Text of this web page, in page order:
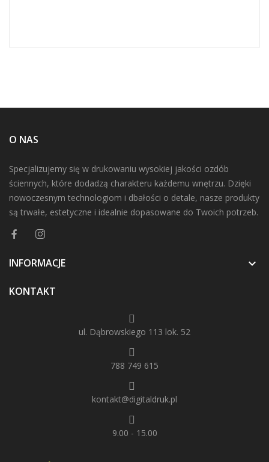
O NAS
Specjalizujemy się w drukowaniu wysokiej jakości ozdób
ściennych, które dodadzą charakteru każdemu wnętrzu. Dzięki
nowoczesnym technologiom i dbałości o detale, nasze produkty
są trwałe, estetyczne i idealnie dopasowane do Twoich potrzeb.
INFORMACJE 
KONTAKT
ul. Dąbrowskiego 113 lok. 52
788 749 615
kontakt@digitaldruk.pl
9.00 - 15.00